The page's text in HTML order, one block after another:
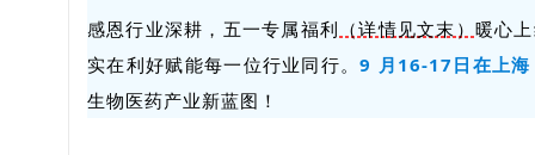
感恩行业深耕，五一专属福利 （详情见文末） 暖心
实在利好赋能每一位行业同行。9 月16-17日在上海
生物医药产业新蓝图！